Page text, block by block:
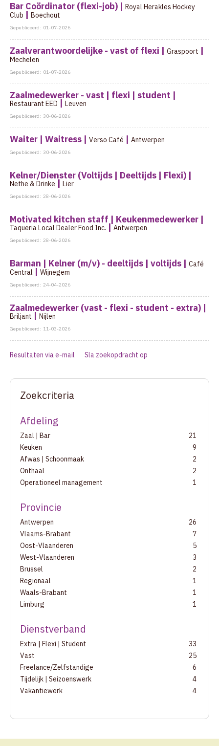
Bar Coördinator (flexi-job) | Royal Herakles Hockey
Club | Boechout
Gepubliceerd: 01-07-2026
Zaalverantwoordelijke - vast of flexi | Graspoort |
Mechelen
Gepubliceerd: 01-07-2026
Zaalmedewerker - vast | flexi | student |
Restaurant EED | Leuven
Gepubliceerd: 30-06-2026
Waiter | Waitress | Verso Café | Antwerpen
Gepubliceerd: 30-06-2026
Kelner/Dienster (Voltijds | Deeltijds | Flexi) |
Nethe & Drinke | Lier
Gepubliceerd: 28-06-2026
Motivated kitchen staff | Keukenmedewerker |
Taqueria Local Dealer Food Inc. |Antwerpen
Gepubliceerd: 28-06-2026
Barman | Kelner (m/v) - deeltijds | voltijds | Café
Central | Wijnegem
Gepubliceerd: 24-04-2026
Zaalmedewerker (vast - flexi - student - extra) |
Briljant | Nijlen
Gepubliceerd: 11-03-2026
Resultaten via e-mail Sla zoekopdracht op
Zoekcriteria
Afdeling
Zaal | Bar
21
Keuken
9
Afwas | Schoonmaak
2
Onthaal
2
Operationeel management
1
Provincie
Antwerpen
26
Vlaams-Brabant
7
Oost-Vlaanderen
5
West-Vlaanderen
3
Brussel
2
Regionaal
1
Waals-Brabant
1
Limburg
1
Dienstverband
Extra | Flexi | Student
33
Vast
25
Freelance/Zelfstandige
6
Tijdelijk | Seizoenswerk
4
Vakantiewerk
4